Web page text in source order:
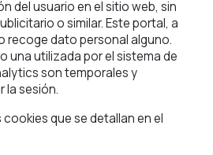
del usuario en el sitio web, sin
o similar. Este portal, a
recoge dato personal alguno.
una utilizada por el sistema de
son temporales y
la sesión.
que se detallan en el